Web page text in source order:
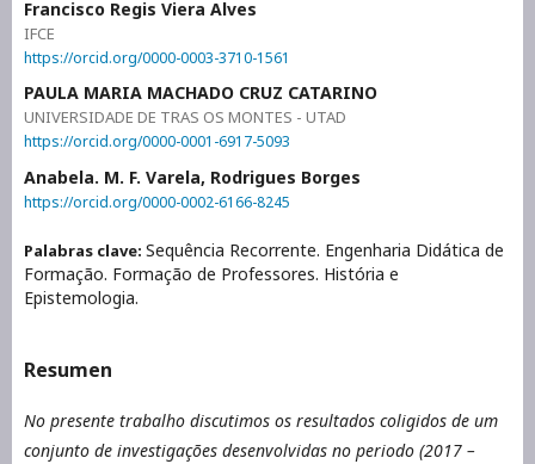
Francisco Regis Viera Alves
IFCE
https://orcid.org/0000-0003-3710-1561
PAULA MARIA MACHADO CRUZ CATARINO
UNIVERSIDADE DE TRAS OS MONTES - UTAD
https://orcid.org/0000-0001-6917-5093
Anabela. M. F. Varela, Rodrigues Borges
https://orcid.org/0000-0002-6166-8245
Palabras clave: Sequência Recorrente. Engenharia Didática de
Formação. Formação de Professores. História e
Epistemologia.
Resumen
No presente trabalho discutimos os resultados coligidos de um
conjunto de investigações desenvolvidas no periodo (2017 –